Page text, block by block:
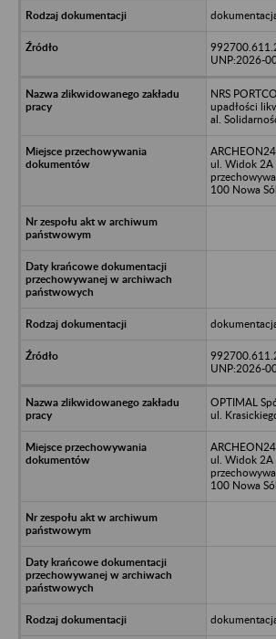
UNP:2026-
NRS
upadłości
al.
ARCHEON24
ul. Widok 2A
100 Nowa
UNP:2026-
OPTIMAL
ul.
ARCHEON24
ul. Widok 2A
100 Nowa